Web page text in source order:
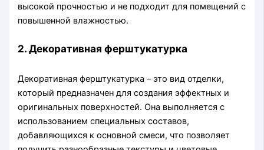
высокой прочностью и не подходит для помещений с
повышенной влажностью.
2. Декоративная ферштукатурка
Декоративная ферштукатурка – это вид отделки,
который предназначен для создания эффектных и
оригинальных поверхностей. Она выполняется с
использованием специальных составов,
добавляющихся к основной смеси, что позволяет